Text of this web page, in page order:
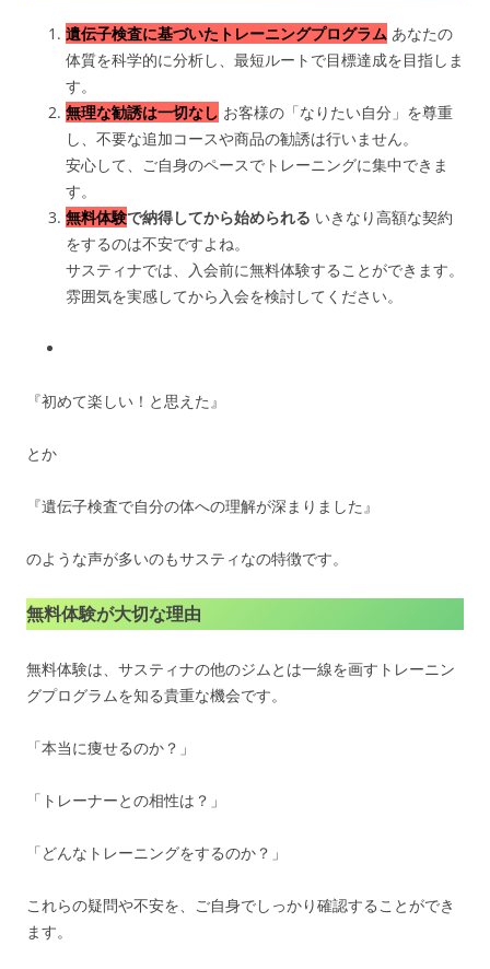
遺伝子検査に基づいたトレーニングプログラム あなたの
体質を科学的に分析し、最短ルートで目標達成を目指しま
す。
無理な勧誘は一切なし お客様の「なりたい自分」を尊重
し、不要な追加コースや商品の勧誘は行いません。
安心して、ご自身のペースでトレーニングに集中できま
す。
無料体験で納得してから始められる いきなり高額な契約
をするのは不安ですよね。
サスティナでは、入会前に無料体験することができます。
雰囲気を実感してから入会を検討してください。
『初めて楽しい！と思えた』
とか
『遺伝子検査で自分の体への理解が深まりました』
のような声が多いのもサスティなの特徴です。
無料体験が大切な理由
無料体験は、サスティナの他のジムとは一線を画すトレーニン
グプログラムを知る貴重な機会です。
「本当に痩せるのか？」
「トレーナーとの相性は？」
「どんなトレーニングをするのか？」
これらの疑問や不安を、ご自身でしっかり確認することができ
ます。